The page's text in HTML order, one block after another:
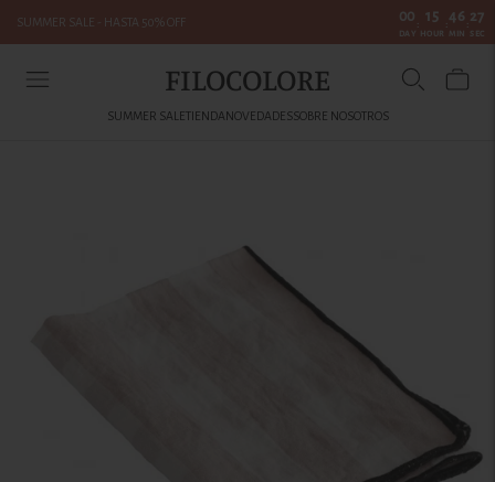
SUMMER SALE - HASTA 50% OFF 00
DAY
: 15
HOUR
: 46
MIN
: 27
SEC
FILOCOLORE
SUMMER SALETIENDANOVEDADESSOBRE NOSOTROS